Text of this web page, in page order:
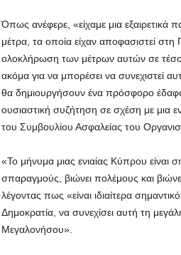
Όπως ανέφερε, «είχαμε μια εξαιρετικά
μέτρα, τα οποία είχαν αποφασιστεί
ολοκλήρωση των μέτρων αυτών σε
ακόμα για να μπορέσει να συνεχιστεί
θα δημιουργήσουν ένα πρόσφορο
ουσιαστική συζήτηση σε σχέση με μια
του Συμβουλίου Ασφαλείας του
«Το μήνυμα μιας ενιαίας Κύπρου είναι
σπαραγμούς, βιώνει πολέμους και
λέγοντας πως «είναι ιδιαίτερα
Δημοκρατία, να συνεχίσει αυτή τη
Μεγαλονήσου».